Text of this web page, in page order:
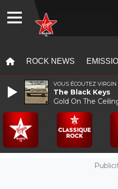
ROCK NEWS
VOUS ÉCOUTEZ VIRGIN
The Black Keys
Gold On The
WEBRADIO